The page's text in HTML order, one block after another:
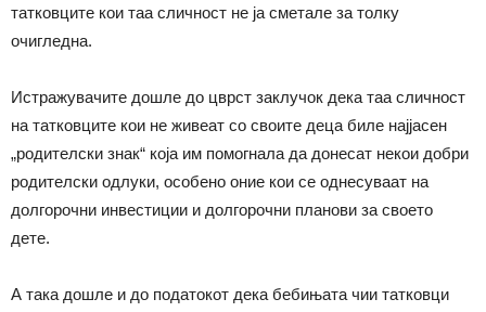
татковците кои таа сличност не ја сметале за толку
очигледна.
Истражувачите дошле до цврст заклучок дека таа сличност
на татковците кои не живеат со своите деца биле најјасен
„родителски знак“ која им помогнала да донесат некои добри
родителски одлуки, особено оние кои се однесуваат на
долгорочни инвестиции и долгорочни планови за своето
дете.
А така дошле и до податокот дека бебињата чии татковци